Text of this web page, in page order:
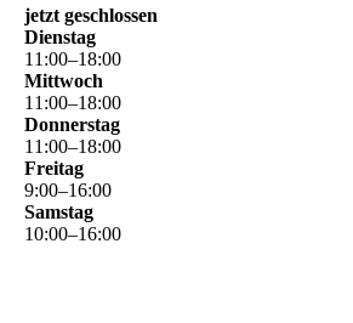
jetzt geschlossen
Dienstag
11 :00–18:00
Mittwoch
11 :00–18:00
Donnerstag
11 :00–18:00
Freitag
9:00–16:00
Samstag
10:00–16:00